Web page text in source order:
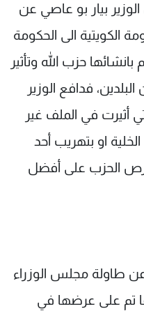
بيار بو عاصي عن
الكويتية الى الحكومة
بانشائها حزب الله وتأثير
فدافع الوزير
أثيرت في الملف غير
او بتهريب أحد
حرص الحزب على أفضل
عن طاولة مجلس الوزراء
تم على عرضها في